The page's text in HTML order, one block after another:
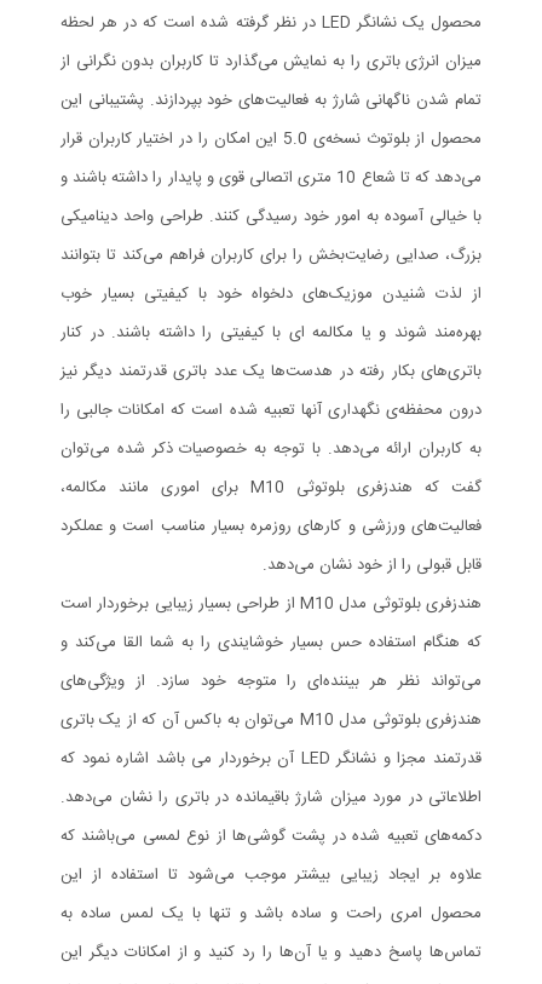
محصول یک نشانگر LED در نظر گرفته شده است که در هر لحظه
میزان انرژی باتری را به نمایش می‌گذارد تا کاربران بدون نگرانی از
تمام شدن ناگهانی شارژ به فعالیت‌های خود بپردازند. پشتیبانی این
محصول از بلوتوث نسخه‌ی 5.0 این امکان را در اختیار کاربران قرار
می‌دهد که تا شعاع 10 متری اتصالی قوی و پایدار را داشته باشند و
با خیالی آسوده به امور خود رسیدگی کنند. طراحی واحد دینامیکی
بزرگ، صدایی رضایت‌بخش را برای کاربران فراهم می‌کند تا بتوانند
از لذت شنیدن موزیک‌های دلخواه خود با کیفیتی بسیار خوب
بهره‌مند شوند و یا مکالمه ای با کیفیتی را داشته باشند. در کنار
باتری‌های بکار رفته در هدست‌ها یک عدد باتری قدرتمند دیگر نیز
درون محفظه‌ی نگهداری آنها تعبیه شده است که امکانات جالبی را
به کاربران ارائه می‌دهد. با توجه به خصوصیات ذکر شده می‌توان
گفت که هندزفری بلوتوثی M10 برای اموری مانند مکالمه،
فعالیت‌های ورزشی و کارهای روزمره بسیار مناسب است و عملکرد
قابل قبولی را از خود نشان می‌دهد.
هندزفری بلوتوثی مدل M10 از طراحی بسیار زیبایی برخوردار است
که هنگام استفاده حس بسیار خوشایندی را به شما القا می‌کند و
می‌تواند نظر هر بیننده‌ای را متوجه‌ خود سازد. از ویژگی‌های
هندزفری بلوتوثی مدل M10 می‌توان به باکس آن که از یک باتری
قدرتمند مجزا و نشانگر LED آن برخوردار می باشد اشاره نمود که
اطلاعاتی در مورد میزان شارژ باقیمانده در باتری را نشان می‌دهد.
دکمه‌های تعبیه شده در پشت گوشی‌ها از نوع لمسی می‌باشند که
علاوه بر ایجاد زیبایی بیشتر موجب می‌شود تا استفاده از این
محصول امری راحت و ساده باشد و تنها با یک لمس ساده به
تماس‌ها پاسخ دهید و یا آن‌ها را رد کنید و از امکانات دیگر این